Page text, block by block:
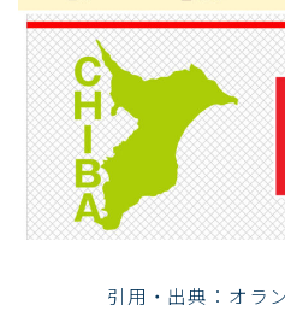
引用・出典：オラ